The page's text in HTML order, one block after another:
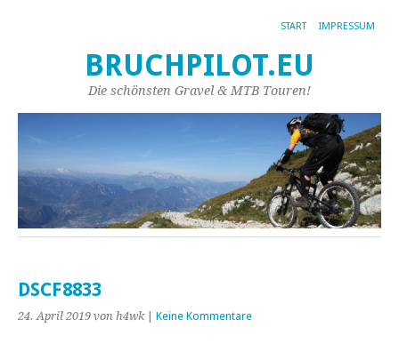
START IMPRESSUM
BRUCHPILOT.EU
Die schönsten Gravel & MTB Touren!
DSCF8833
24. April 2019 von h4wk| Keine Kommentare